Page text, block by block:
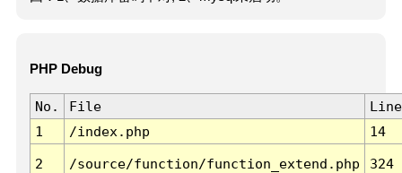
PHP Debug
No. File
Line
1
/index.php 14
2 /source/function/function_extend.php 324